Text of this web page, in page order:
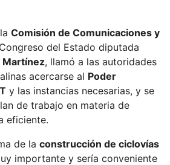
Comisión de Comunicaciones y
del Estado diputada
Martínez, llamó a las autoridades
acercarse al Poder
y las instancias necesarias, y se
de trabajo en materia de
eficiente.
de la construcción de ciclovías
importante y sería conveniente